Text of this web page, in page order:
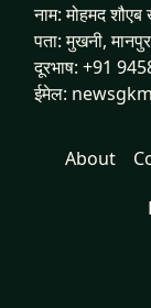
नाम: मोहमद शौएब
पता: मुखनी,
दूरभाष: +91
ईमेल:
About